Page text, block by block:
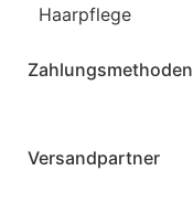
Haarpflege
Zahlungsmethoden
Versandpartner